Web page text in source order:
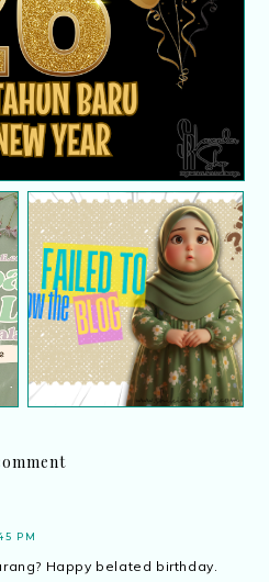
Alahai… Blog Tak Boleh
Follow? Ini Yang Saya
Buat ...
PM
Happy belated birthday.